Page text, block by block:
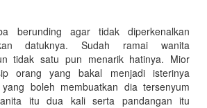
berunding agar tidak diperkenalkan
datuknya. Sudah ramai wanita
tidak satu pun menarik hatinya. Mior
orang yang bakal menjadi isterinya
boleh membuatkan dia tersenyum
itu dua kali serta pandangan itu